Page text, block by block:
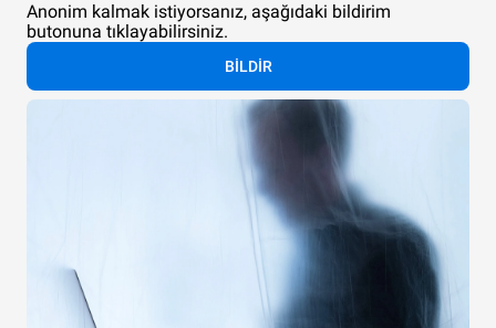
Anonim kalmak istiyorsanız, aşağıdaki bildirim
butonuna tıklayabilirsiniz.
BİLDİR